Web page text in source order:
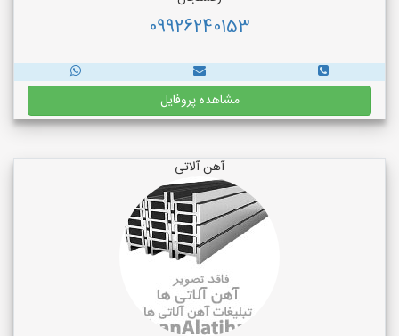
09926240153
مشاهده پروفایل
آهن آلاتی